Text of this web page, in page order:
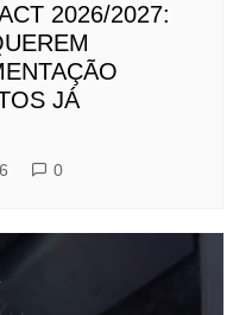
2026/2027:
JÁ
0